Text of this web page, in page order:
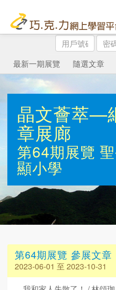
用
戶
號
碼
密
碼
最新一期展覽
隨選文章
晶文薈萃—
章展廊
第64期展覽
顯小學
第64期展覽 參展文章
2023-06-01 至 2023-10-31